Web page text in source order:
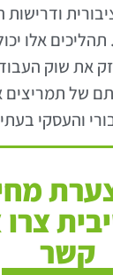
ודרישות
אלו
את שוק
של תמריצים
והעסקי
צרו
קשר